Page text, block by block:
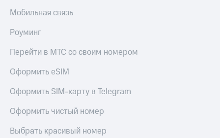
Мобильная связь
Роуминг
Перейти в МТС со своим номером
Оформить eSIM
Оформить SIM-карту в Telegram
Оформить чистый номер
Выбрать красивый номер